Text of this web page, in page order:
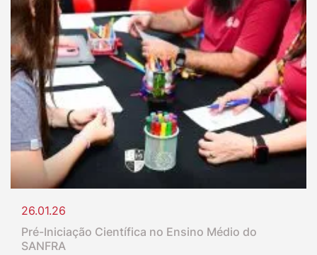
26.01.26
Pré-Iniciação Científica no Ensino Médio do
SANFRA